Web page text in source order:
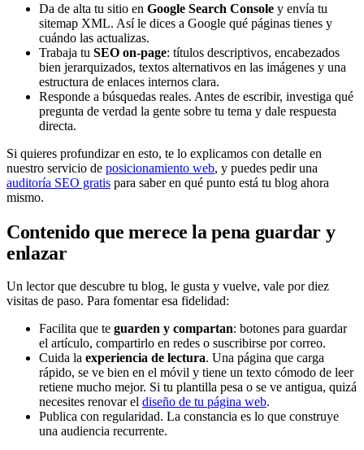
Da de alta tu sitio en Google Search Console y envía tu
sitemap XML. Así le dices a Google qué páginas tienes y
cuándo las actualizas.
Trabaja tu SEO on-page: títulos descriptivos, encabezados
bien jerarquizados, textos alternativos en las imágenes y una
estructura de enlaces internos clara.
Responde a búsquedas reales. Antes de escribir, investiga qué
pregunta de verdad la gente sobre tu tema y dale respuesta
directa.
Si quieres profundizar en esto, te lo explicamos con detalle en
nuestro servicio de posicionamiento web, y puedes pedir una
auditoría SEO gratis para saber en qué punto está tu blog ahora
mismo.
Contenido que merece la pena guardar y
enlazar
Un lector que descubre tu blog, le gusta y vuelve, vale por diez
visitas de paso. Para fomentar esa fidelidad:
Facilita que te guarden y compartan: botones para guardar
el artículo, compartirlo en redes o suscribirse por correo.
Cuida la experiencia de lectura. Una página que carga
rápido, se ve bien en el móvil y tiene un texto cómodo de leer
retiene mucho mejor. Si tu plantilla pesa o se ve antigua, quizá
necesites renovar el diseño de tu página web.
Publica con regularidad. La constancia es lo que construye
una audiencia recurrente.